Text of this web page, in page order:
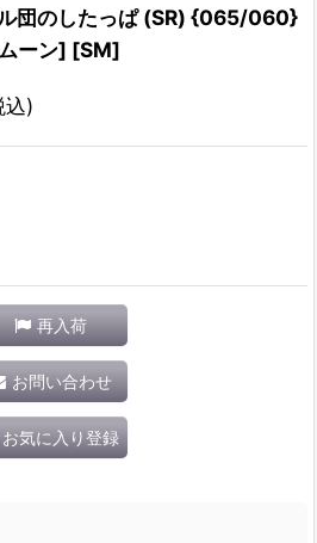
ル団のしたっぱ (SR) {065/060}
ーン] [SM]
込)
再入荷
お問い合わせ
お気に入り登録